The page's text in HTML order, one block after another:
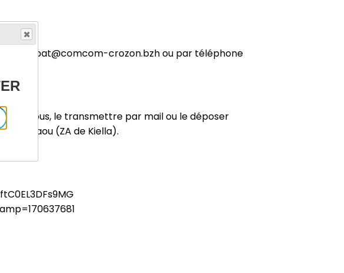
à pat@comcom-crozon.bzh ou par téléphone
dessous, le transmettre par mail ou le déposer
au Faou (ZA de Kiella).